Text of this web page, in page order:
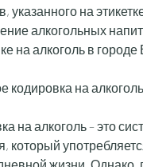
указанного на
алкогольных
на алкоголь в
кодировка на
на алкоголь – это
который
жизни. Однако,